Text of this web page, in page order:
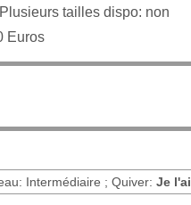
tailles dispo: non
Euros
Intermédiaire ; Quiver: Je l'ai